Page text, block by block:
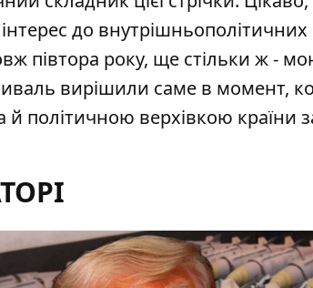
до внутрішньополітичних
півтора року, ще стільки ж -
вирішили саме в момент,
й політичною верхівкою країни